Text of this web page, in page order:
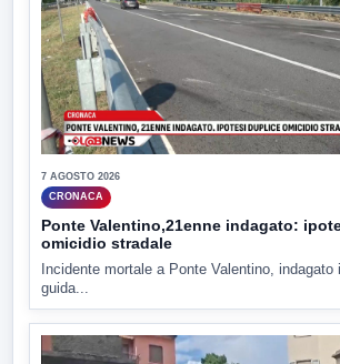
7 AGOSTO 2026
CRONACA
Ponte Valentino,21enne indagato:
omicidio stradale
Incidente mortale a Ponte Valentino, indagato
guida...